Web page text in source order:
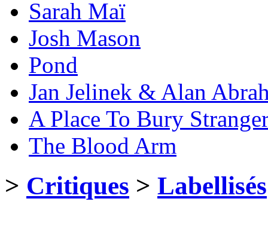
Sarah Maï
Josh Mason
Pond
Jan Jelinek & Alan
A Place To Bury
The Blood Arm
> Critiques > Labellisés